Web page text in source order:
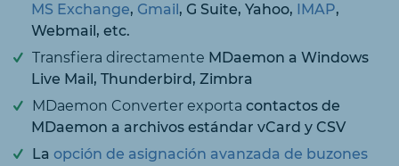
MS Exchange, Gmail , G Suite, Yahoo, IMAP,
Webmail, etc.
Transfiera directamente MDaemon a Windows
Live Mail, Thunderbird, Zimbra
MDaemon Converter exporta contactos de
MDaemon a archivos estándar vCard y CSV
La opción de asignación avanzada de buzones